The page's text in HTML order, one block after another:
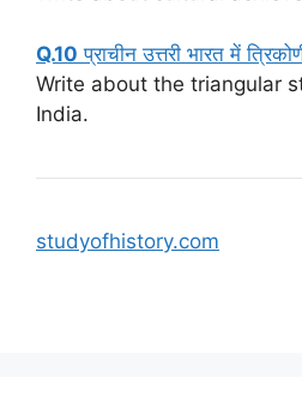
Q.10 प्राचीन उत्तरी भारत में
Write about the triangular
India.
studyofhistory.com